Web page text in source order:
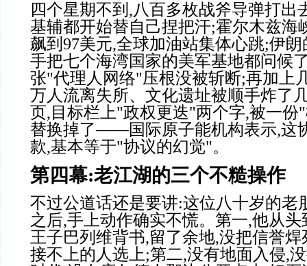
四个星期不到 ,八百多枚战斧导弹打出
基辅都开始替自己捏把汗;霍尔木兹海
飙到 97美元,全球加油站集体心跳;伊朗
手把七个海湾国家的美军基地都问候
张"代理人网络"压根没被斩断;再加上
万人流离失所、文化遗址被顺手炸了
页, 目标栏上"政权更迭"两个字,被一份"
替换掉了——国际原子能机构表示,这
款,基本等于"协议的幻觉"。
第四幕:老江湖的三个不糙操作
不过公道话还是要讲:这位八十岁的老
之后,手上动作确实不慌。第一,他从头
王子巴列维背书,留了余地,没把信誉焊
接不上的人选上;第二,没有地面入侵,